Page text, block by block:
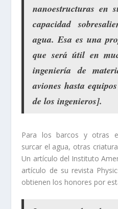
nanoestructuras en
capacidad
agua. Esa es una
que será útil en
ingeniería de
aviones hasta
de los ingenieros].
Para los barcos y otras
surcar el agua, otras
Un artículo del Instituto
artículo de su revista
obtienen los honores por